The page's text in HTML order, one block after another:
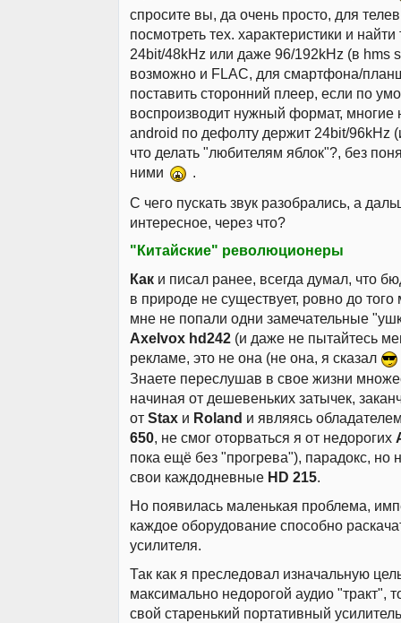
спросите вы, да очень просто, для
посмотреть тех. характеристики и
24bit/48kHz или даже 96/192kHz (в hms
возможно и FLAC, для смартфона/
поставить сторонний плеер, если по
воспроизводит нужный формат, многие
android по дефолту держит 24bit/96kHz
что делать "любителям яблок"?, без
ними
С чего пускать звук разобрались, а
интересное, через что?
"Китайские" революционеры
Как и писал ранее, всегда думал, что
в природе не существует, ровно до
мне не попали одни замечательные
Axelvox hd242 (и даже не пытайтесь
рекламе, это не она (не она, я сказал
Знаете переслушав в свое жизни
начиная от дешевеньких затычек,
от Stax и Roland и являясь
650, не смог оторваться я от недорогих
пока ещё без "прогрева"), парадокс, но
свои каждодневные HD 215.
Но появилась маленькая проблема,
каждое оборудование способно
усилителя.
Так как я преследовал изначальную
максимально недорогой аудио "тракт",
свой старенький портативный